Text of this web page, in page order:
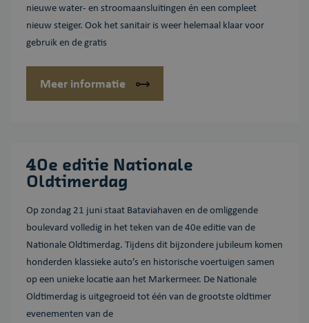
nieuwe water- en stroomaansluitingen én een compleet
nieuw steiger. Ook het sanitair is weer helemaal klaar voor
gebruik en de gratis
Meer informatie
40e editie Nationale
Oldtimerdag
Op zondag 21 juni staat Bataviahaven en de omliggende
boulevard volledig in het teken van de 40e editie van de
Nationale Oldtimerdag. Tijdens dit bijzondere jubileum komen
honderden klassieke auto’s en historische voertuigen samen
op een unieke locatie aan het Markermeer. De Nationale
Oldtimerdag is uitgegroeid tot één van de grootste oldtimer
evenementen van de
Naam
Aanbieder /
Domein
Vervaldatum Omschrijving
Naam
Aanbieder /
Domein
wp-
OnTheGoSystems
bataviahaven.nu
Sessie
Slaat de
op. Standaard
wordt deze
cookie alleen
ingesteld voor
gebruikers. Als
taalcookie